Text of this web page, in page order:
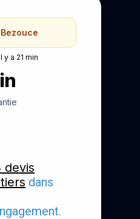
a 21 min
devis
dans